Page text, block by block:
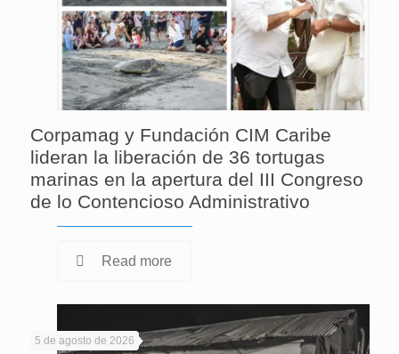
Corpamag y Fundación CIM Caribe
lideran la liberación de 36 tortugas
marinas en la apertura del III Congreso
de lo Contencioso Administrativo
Read more
5 de agosto de 2026